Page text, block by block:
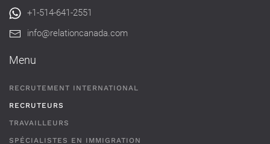
+1-514-641-2551
info@relationcanada.com
Menu
RECRUTEMENT INTERNATIONAL
RECRUTEURS
TRAVAILLEURS
SPÉCIALISTES EN IMMIGRATION